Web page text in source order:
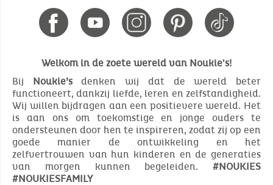
Welkom in de zoete wereld van Noukie's!
Bij Noukie’sdenken wij dat de wereld beter
functioneert, dankzij liefde, leren en zelfstandigheid.
Wij willen bijdragen aan een positievere wereld. Het
is aan ons om toekomstige en jonge ouders te
ondersteunen door hen te inspireren, zodat zij op een
goede manier de ontwikkeling en het
zelfvertrouwen van hun kinderen en de generaties
van morgen kunnen begeleiden. #NOUKIES
#NOUKIESFAMILY